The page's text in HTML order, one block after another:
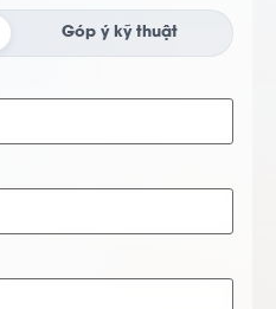
Góp ý kỹ thuật